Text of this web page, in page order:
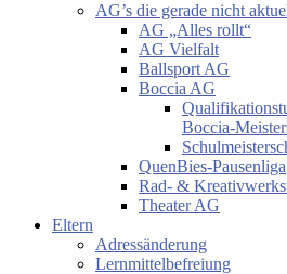
AG’s die gerade nicht
AG „Alles rollt“
AG Vielfalt
Ballsport AG
Boccia AG
Boccia-
QuenBies-Pausenliga
Rad- &
Theater AG
Eltern
Adressänderung
Lernmittelbefreiung